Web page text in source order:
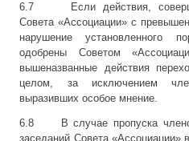
6.7 Если действия,
Совета «Ассоциации» с
нарушение установленного
одобрены Советом
вышеназванные действия
целом, за исключением
выразивших особое мнение.
6.8 В случае пропуска
заседаний Совета «Ассоциации»